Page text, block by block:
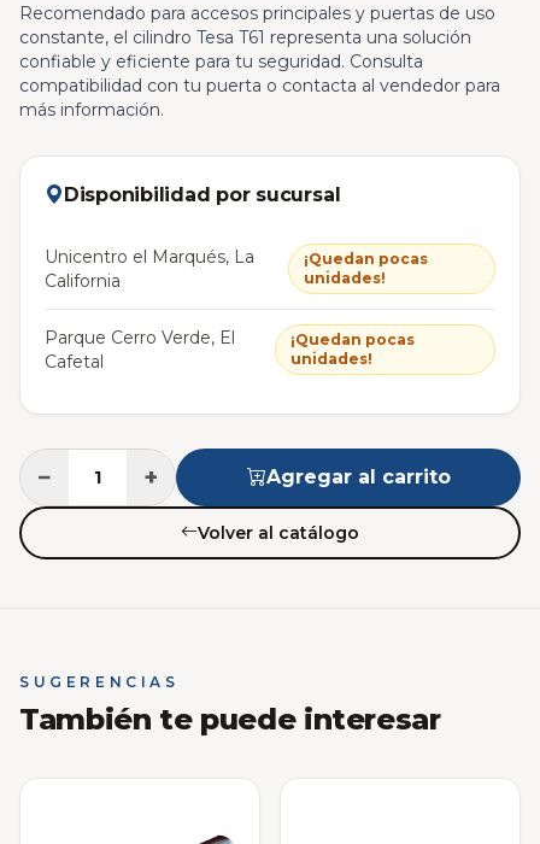
Recomendado para accesos principales y puertas de uso
constante, el cilindro Tesa T61 representa una solución
confiable y eficiente para tu seguridad. Consulta
compatibilidad con tu puerta o contacta al vendedor para
más información.
Disponibilidad por sucursal
Unicentro el Marqués, La
California
¡Quedan pocas
unidades!
Parque Cerro Verde, El
Cafetal
¡Quedan pocas
unidades!
− + Agregar al carrito
Volver al catálogo
SUGERENCIAS
También te puede interesar